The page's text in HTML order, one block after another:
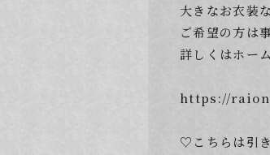
大きなお衣装
ご希望の方は
詳しくはホー
https://
♡こちらは引